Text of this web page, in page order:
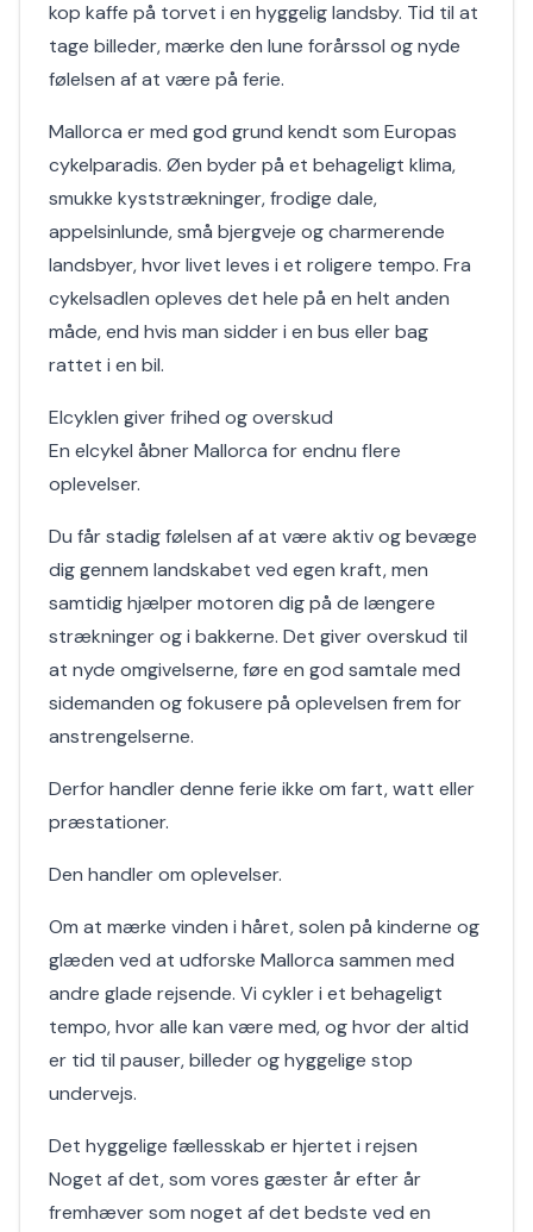
kop kaffe på torvet i en hyggelig landsby. Tid til at
tage billeder, mærke den lune forårssol og nyde
følelsen af at være på ferie.
Mallorca er med god grund kendt som Europas
cykelparadis. Øen byder på et behageligt klima,
smukke kyststrækninger, frodige dale,
appelsinlunde, små bjergveje og charmerende
landsbyer, hvor livet leves i et roligere tempo. Fra
cykelsadlen opleves det hele på en helt anden
måde, end hvis man sidder i en bus eller bag
rattet i en bil.
Elcyklen giver frihed og overskud
En elcykel åbner Mallorca for endnu flere
oplevelser.
Du får stadig følelsen af at være aktiv og bevæge
dig gennem landskabet ved egen kraft, men
samtidig hjælper motoren dig på de længere
strækninger og i bakkerne. Det giver overskud til
at nyde omgivelserne, føre en god samtale med
sidemanden og fokusere på oplevelsen frem for
anstrengelserne.
Derfor handler denne ferie ikke om fart, watt eller
præstationer.
Den handler om oplevelser.
Om at mærke vinden i håret, solen på kinderne og
glæden ved at udforske Mallorca sammen med
andre glade rejsende. Vi cykler i et behageligt
tempo, hvor alle kan være med, og hvor der altid
er tid til pauser, billeder og hyggelige stop
undervejs.
Det hyggelige fællesskab er hjertet i rejsen
Noget af det, som vores gæster år efter år
fremhæver som noget af det bedste ved en